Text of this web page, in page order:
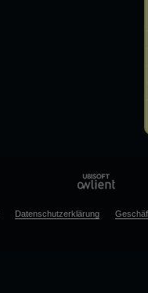
Datenschutzerklärung